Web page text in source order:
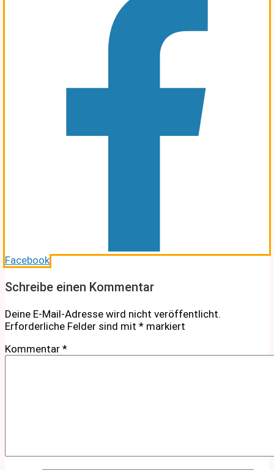
Facebook
Schreibe einen Kommentar
Deine E-Mail-Adresse wird nicht veröffentlicht.
Erforderliche Felder sind mit * markiert
Kommentar *